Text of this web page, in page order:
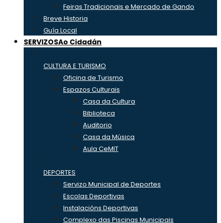
Feiras Tradicionais e Mercado de Gando
Breve Historia
Guía Local
SERVIZOSAo Cidadán
CULTURA E TURISMO
Oficina de Turismo
Espazos Culturais
Casa da Cultura
Biblioteca
Auditorio
Casa da Música
Aula CeMIT
DEPORTES
Servizo Municipal de Deportes
Escolas Deportivas
Instalacións Deportivas
Complexo das Piscinas Municipais